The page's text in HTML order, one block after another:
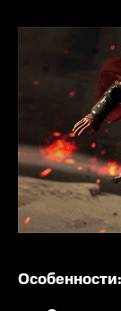
Особенности: